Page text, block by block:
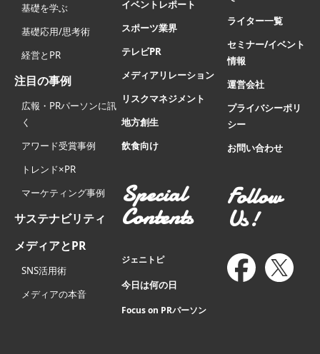
基礎を学ぶ
基礎応用/思考術
経営とPR
注目の事例
広報・PRパーソンに訊
く
アワード受賞事例
トレンド×PR
マーケティング事例
サステナビリティ
メディアとPR
SNS活用術
メディアの本音
イベントレポート
スポーツ業界
テレビPR
メディアリレーション
リスクマネジメント
地方創生
飲食向け
Special
Contents
ジェニトピ
今日は何の日
Focus on PRパーソン
ライター一覧
セミナー/イベント
情報
運営会社
プライバシーポリ
シー
お問い合わせ
Follow
Us!